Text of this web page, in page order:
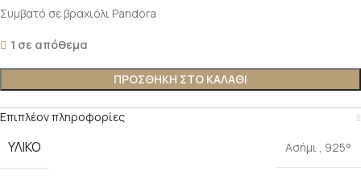
Συμβατό σε βραχιόλι Pandora
1 σε απόθεμα
ΠΡΟΣΘΗΚΗ ΣΤΟ ΚΑΛΑΘΙ
Επιπλέον πληροφορίες
ΥΛΙΚΟ Ασήμι , 925°